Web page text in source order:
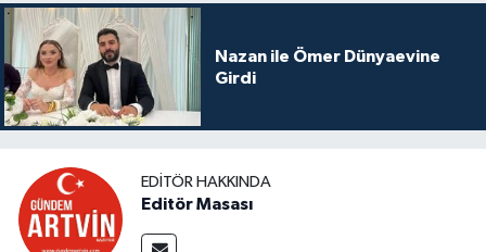
Nazan ile Ömer Dünyaevine
Girdi
EDITÖR HAKKINDA
Editör Masası